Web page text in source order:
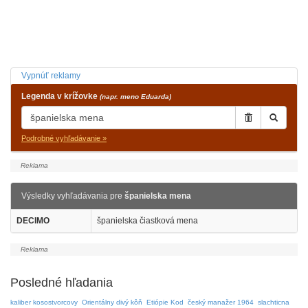
Vypnúť reklamy
Legenda v krížovke (napr. meno Eduarda)
Podrobné vyhľadávanie »
Výsledky vyhľadávania pre španielska mena
DECIMO španielska čiastková mena
Posledné hľadania
kaliber kosostvorcovy Orientálny divý kôň Etiópie Kod český manažer 1964 slachticna